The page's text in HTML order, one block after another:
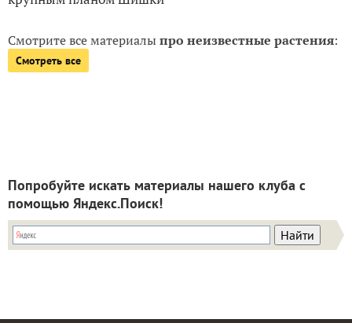
Смотрите все материалыпро неизвестные растения:
Смотреть все
Попробуйте искать материалы нашего клуба с
помощью Яндекс.Поиск!